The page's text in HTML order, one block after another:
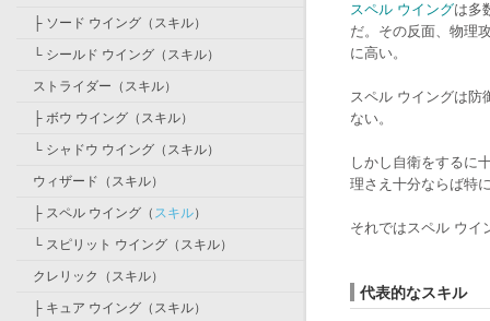
├ ソード ウイング （ スキル）
└ シールド ウイング （ スキル）
ストライダー （ スキル）
├ ボウ ウイング （ スキル）
└ シャドウ ウイング （ スキル）
ウィザード （ スキル）
├ スペル ウイング （ スキル）
└ スピリット ウイング （ スキル）
クレリック （ スキル）
├ キュア ウイング （ スキル）
スペル ウイングは多
だ。その反面、物理
に高い。
スペル ウイングは防
ない。
しかし自衛をするに
理さえ十分ならば特
それではスペル ウイ
代表的なスキル